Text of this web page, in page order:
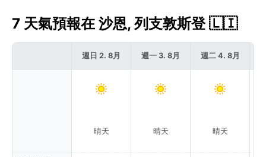
7 天氣預報在 沙恩, 列支敦斯登 🇱🇮
週日 2. 8月
晴天
週一 3. 8月
晴天
週二 4. 8月
晴天